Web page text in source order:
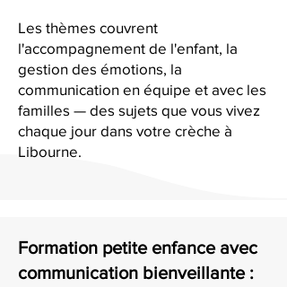
Les thèmes couvrent
l'accompagnement de l'enfant, la
gestion des émotions, la
communication en équipe et avec les
familles — des sujets que vous vivez
chaque jour dans votre crèche à
Libourne.
Formation petite enfance avec
communication bienveillante :